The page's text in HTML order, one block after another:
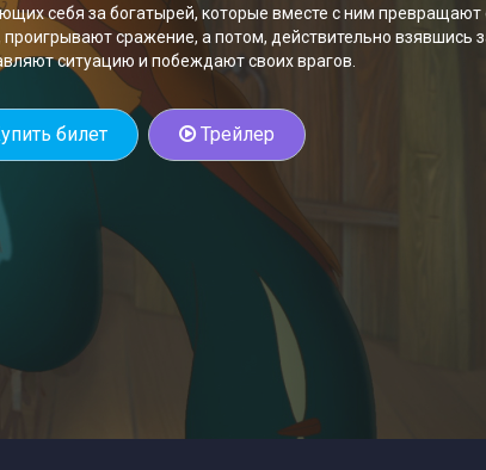
себя за богатырей, которые вместе с ним превращают
проигрывают сражение, а потом, действительно взявшись
ситуацию и побеждают своих врагов.
билет Трейлер